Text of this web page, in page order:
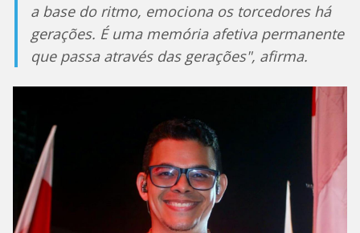
a base do ritmo, emociona os torcedores há
gerações. É uma memória afetiva permanente
que passa através das gerações", afirma.